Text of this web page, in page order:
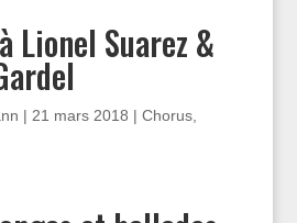
Lionel Suarez &
| 21 mars 2018 | Chorus,